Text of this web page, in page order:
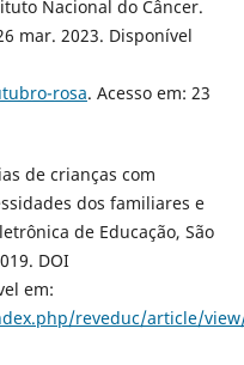
Nacional do Câncer.
mar. 2023. Disponível
rosa. Acesso em: 23
de crianças com
dos familiares e
de Educação, São
DOI
em:
reveduc/article/